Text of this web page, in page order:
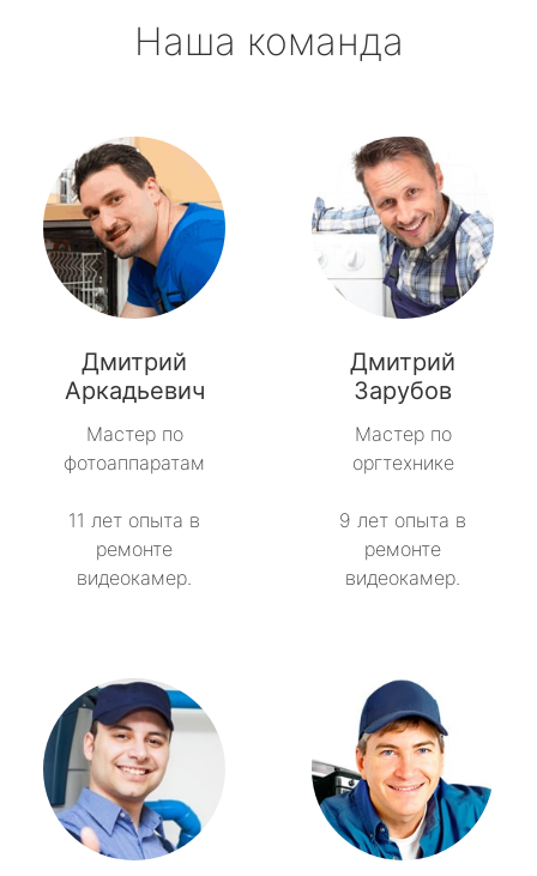
Наша команда
Дмитрий
Аркадьевич
Мастер по
фотоаппаратам
11 лет опыта в
ремонте
видеокамер.
Дмитрий
Зарубов
Мастер по
оргтехнике
9 лет опыта в
ремонте
видеокамер.